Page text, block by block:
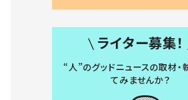
ライター募集！
“人”のグッドニュースの取材・
てみませんか？